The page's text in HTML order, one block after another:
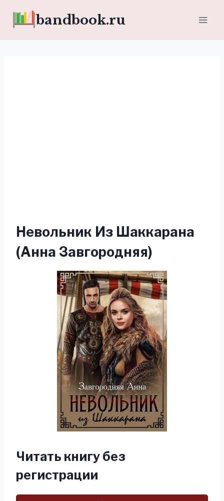
bandbook.ru
Невольник Из Шаккарана
(Анна Завгородняя)
Читать книгу без
регистрации